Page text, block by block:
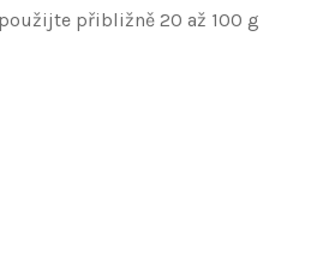
přibližně 20 až 100 g